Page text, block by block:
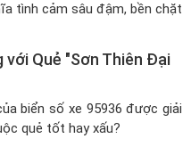
tình cảm sâu đậm, bền chặt
với Quẻ "Sơn Thiên Đại
biển số xe 95936 được giải
quẻ tốt hay xấu?